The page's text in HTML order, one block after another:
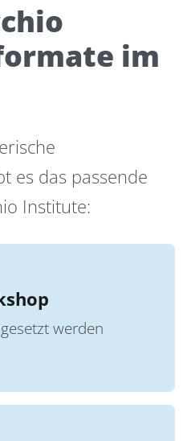
im
es das passende
Institute:
werden